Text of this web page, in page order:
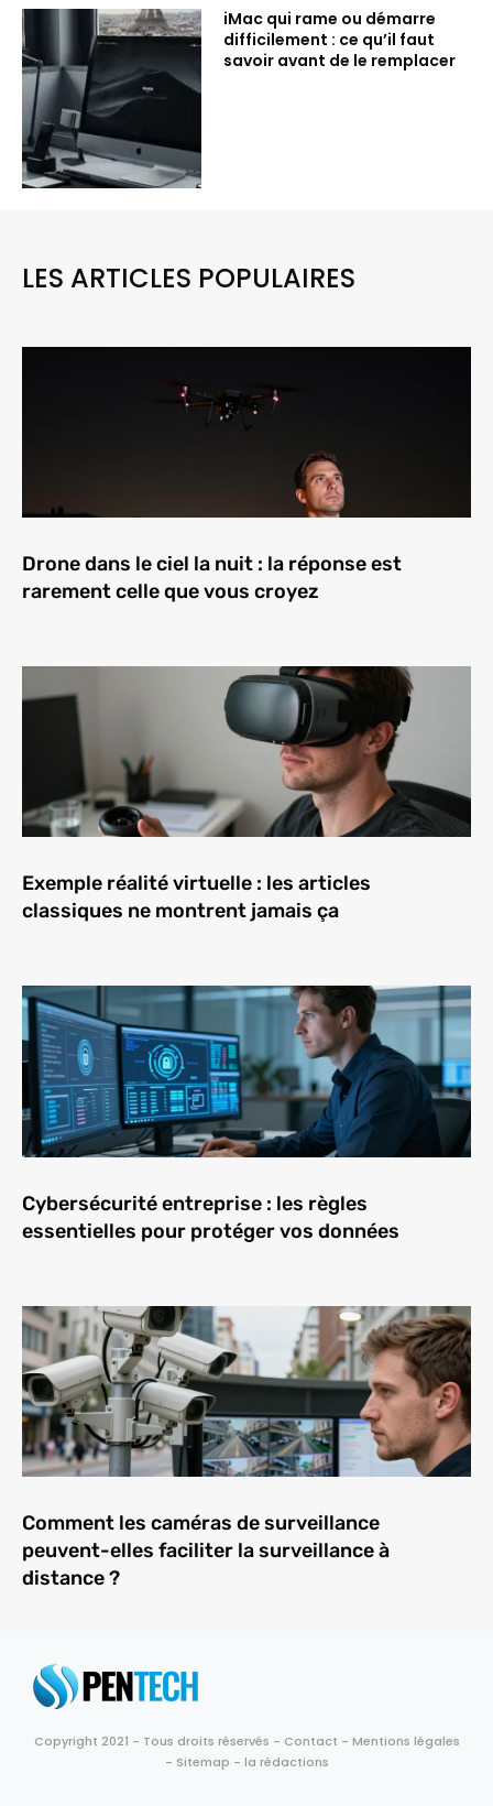
iMac qui rame ou démarre
difficilement : ce qu’il faut
savoir avant de le remplacer
LES ARTICLES POPULAIRES
Drone dans le ciel la nuit : la réponse est
rarement celle que vous croyez
Exemple réalité virtuelle : les articles
classiques ne montrent jamais ça
Cybersécurité entreprise : les règles
essentielles pour protéger vos données
Comment les caméras de surveillance
peuvent-elles faciliter la surveillance à
distance ?
Copyright 2021 - Tous droits réservés - Contact - Mentions légales
- Sitemap - la rédactions